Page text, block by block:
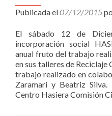
Publicada el07/12/2015
El sábado 12 de
incorporación social
anual fruto del trabajo
en sus talleres de
trabajo realizado en
Zaramari y Beatriz
Centro Hasiera Comisión